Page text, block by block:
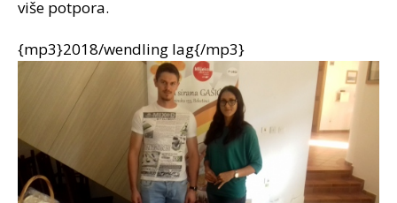
više potpora.
{mp3}2018/wendling lag{/mp3}